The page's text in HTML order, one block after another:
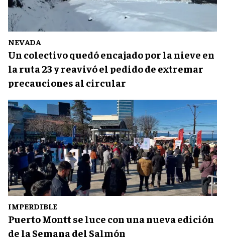
NEVADA
Un colectivo quedó encajado por la nieve en
la ruta 23 y reavivó el pedido de extremar
precauciones al circular
IMPERDIBLE
Puerto Montt se luce con una nueva edición
de la Semana del Salmón